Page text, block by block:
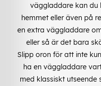
väggladdare kan du
hemmet eller även på
en extra väggladdare
eller så är det bara
Slipp oron för att inte
ha en väggladdare
med klassiskt utseende